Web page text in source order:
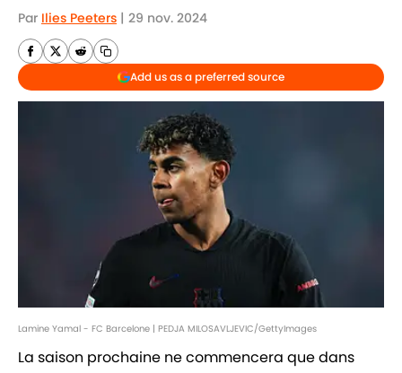
Par Ilies Peeters | 29 nov. 2024
Add us as a preferred source
Lamine Yamal - FC Barcelone | PEDJA MILOSAVLJEVIC/GettyImages
La saison prochaine ne commencera que dans